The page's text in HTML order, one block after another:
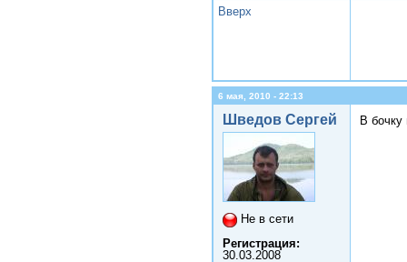
Вверх
6 мая, 2010 - 22:13
Шведов Сергей
Не в сети
Регистрация:
30.03.2008
В